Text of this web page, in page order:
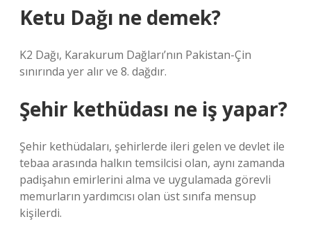
Ketu Dağı ne demek?
K2 Dağı, Karakurum Dağları’nın Pakistan-Çin
sınırında yer alır ve 8. dağdır.
Şehir kethüdası ne iş yapar?
Şehir kethüdaları, şehirlerde ileri gelen ve devlet ile
tebaa arasında halkın temsilcisi olan, aynı zamanda
padişahın emirlerini alma ve uygulamada görevli
memurların yardımcısı olan üst sınıfa mensup
kişilerdi.